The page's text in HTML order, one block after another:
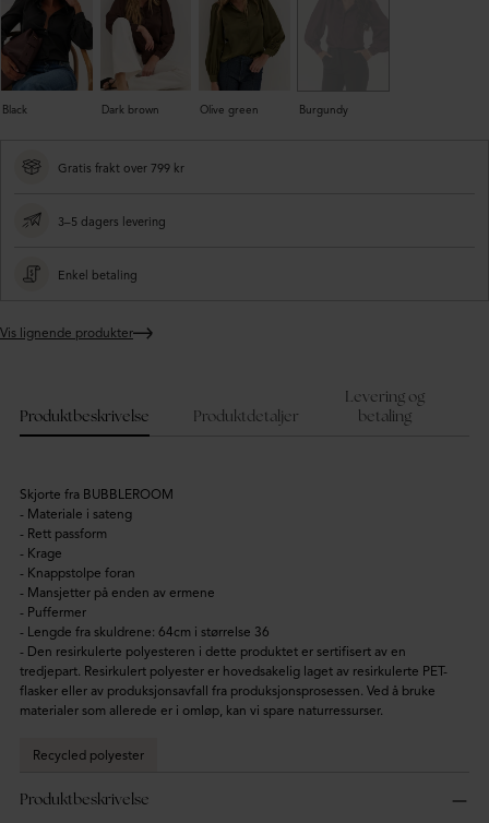
Black Burgundy
Dark brown Olive green
Gratis frakt over 799 kr
3–5 dagers levering
Enkel betaling
Vis lignende produkter
handlekurven
Produktbeskrivelse Produktdetaljer
Levering og
betaling
Skjorte fra BUBBLEROOM
- Materiale i sateng
- Rett passform
- Krage
- Knappstolpe foran
- Mansjetter på enden av ermene
- Puffermer
- Lengde fra skuldrene: 64cm i størrelse 36
- Den resirkulerte polyesteren i dette produktet er sertifisert av en
tredjepart. Resirkulert polyester er hovedsakelig laget av resirkulerte PET-
flasker eller av produksjonsavfall fra produksjonsprosessen. Ved å bruke
materialer som allerede er i omløp, kan vi spare naturressurser.
Recycled polyester
Produktbeskrivelse